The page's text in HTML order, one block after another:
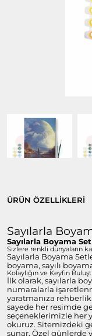
ÜRÜN ÖZELLIKLERI
Sayılarla
Sayılarla Boyama
Sizlere renkli dünyaların
Sayılarla Boyama
boyama, sayılı
Kolaylığın ve Keyfin
İlk olarak, sayılarla
numaralarla
yaratmanıza
sayede her resimde
seçeneklerimizle her
okuruz. Sitemizdeki
sunar. Özel günlerde